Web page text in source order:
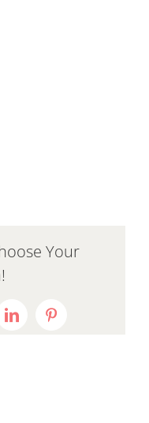
Your
LinkedInPinterest